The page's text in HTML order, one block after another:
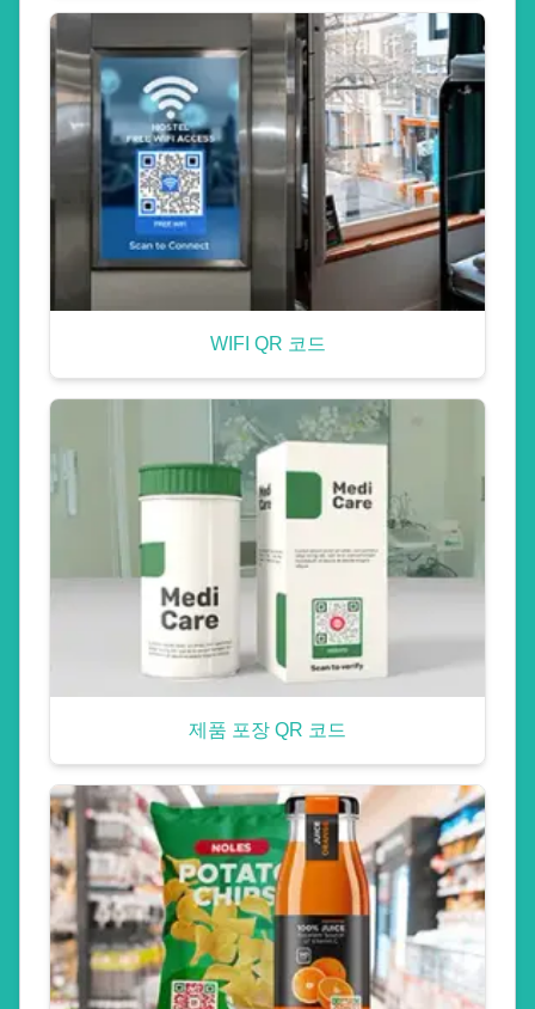
WIFI QR 코드
제품 포장 QR 코드